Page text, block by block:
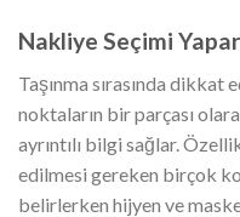
Nakliye Seçimi
Taşınma sırasında dikkat
noktaların bir parçası
ayrıntılı bilgi sağlar.
edilmesi gereken birçok
belirlerken hijyen ve